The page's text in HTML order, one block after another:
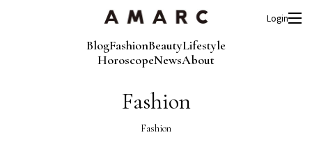
BlogFashionBeautyLifestyle
HoroscopeNewsAbout
Login
Fashion
Fashion